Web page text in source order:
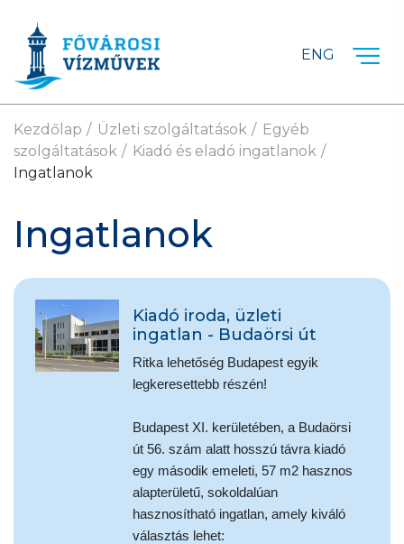
ENG
Kezdőlap Üzleti szolgáltatások
Egyéb
szolgáltatások
Kiadó és eladó ingatlanok
Ingatlanok
Ingatlanok
Kiadó iroda, üzleti
ingatlan - Budaörsi út
Ritka lehetőség Budapest egyik
legkeresettebb részén!
Budapest XI. kerületében, a Budaörsi
út 56. szám alatt hosszú távra kiadó
egy második emeleti, 57 m2 hasznos
alapterületű, sokoldalúan
hasznosítható ingatlan, amely kiváló
választás lehet: